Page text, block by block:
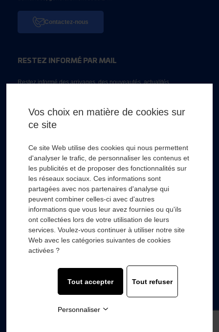
Contactez-nous
RESTEZ INFORMÉ PAR MAIL
Restez informé des arrivages, des nouveautés, actualités...
RSL HYDRO +
FOURNISSEURS +
SECTEURS D’ACTIVITÉS
© 2022 with❤byWooz’up agence de communication.
Vos choix en matière de cookies sur
ce site
Ce site Web utilise des cookies qui nous permettent
d'analyser le trafic, de personnaliser les contenus et
les publicités et de proposer des fonctionnalités sur
les réseaux sociaux. Ces informations sont
partagées avec nos partenaires d'analyse qui
peuvent combiner celles-ci avec d'autres
informations que vous leur avez fournies ou qu'ils
ont collectées lors de votre utilisation de leurs
services. Voulez-vous continuer à utiliser notre site
Web avec les catégories suivantes de cookies
activées ?
Tout accepter Tout refuser
Personnaliser